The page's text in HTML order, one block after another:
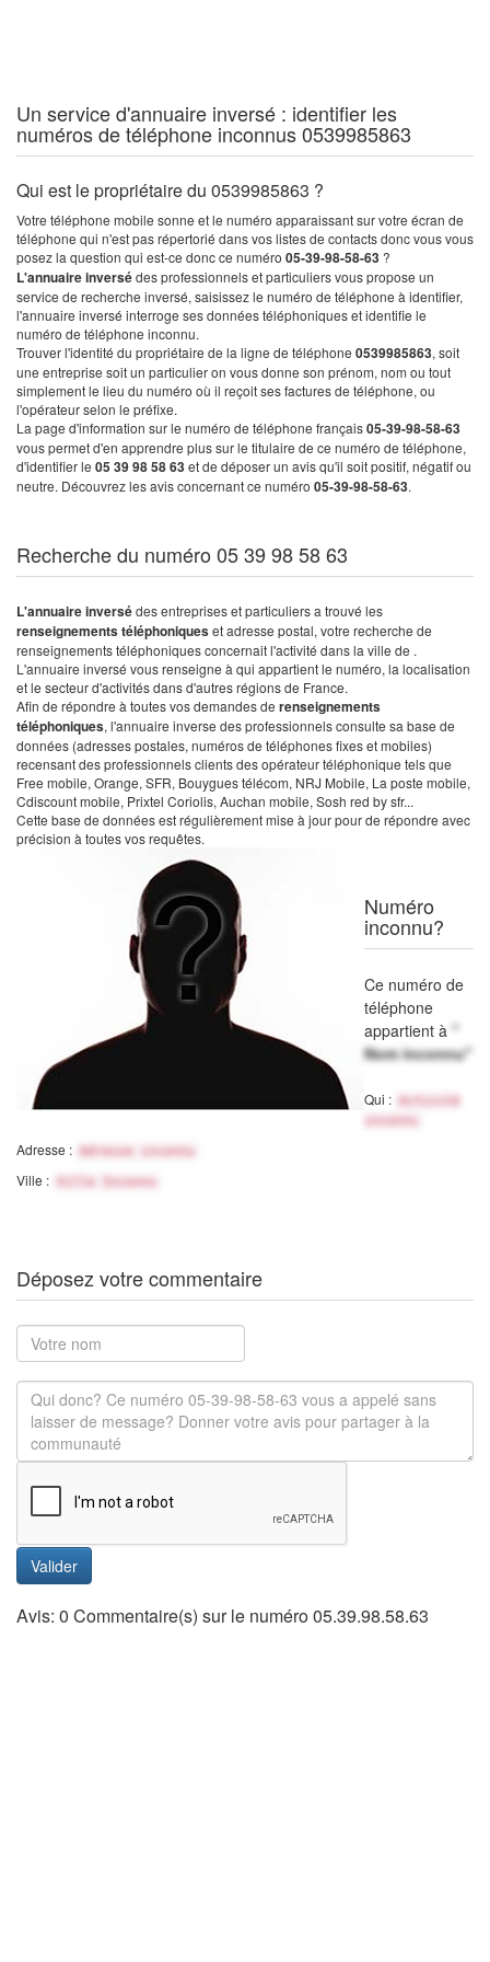
Un service d'annuaire inversé : identifier les
numéros de téléphone inconnus 0539985863
Qui est le propriétaire du 0539985863 ?
Votre téléphone mobile sonne et le numéro apparaissant sur votre écran de
téléphone qui n'est pas répertorié dans vos listes de contacts donc vous vous
posez la question qui est-ce donc ce numéro 05-39-98-58-63 ?
L'annuaire inversédes professionnels et particuliers vous propose un
service de recherche inversé, saisissez le numéro de téléphone à identifier,
l'annuaire inversé interroge ses données téléphoniques et identifie le
numéro de téléphone inconnu.
Trouver l'identité du propriétaire de la ligne de téléphone 0539985863, soit
une entreprise soit un particulier on vous donne son prénom, nom ou tout
simplement le lieu du numéro où il reçoit ses factures de téléphone, ou
l'opérateur selon le préfixe.
La page d'information sur le numéro de téléphone français05-39-98-58-63
vous permet d'en apprendre plus sur le titulaire de ce numéro de téléphone,
d'identifier le 05 39 98 58 63et de déposer un avis qu'il soit positif, négatif ou
neutre. Découvrez les avis concernant ce numéro 05-39-98-58-63.
Recherche du numéro 05 39 98 58 63
L'annuaire inversédes entreprises et particuliers a trouvé les
renseignements téléphoniqueset adresse postal, votre recherche de
renseignements téléphoniques concernait l'activité dans la ville de .
L'annuaire inversé vous renseigne à qui appartient le numéro, la localisation
et le secteur d'activités dans d'autres régions de France.
Afin de répondre à toutes vos demandes de renseignements
téléphoniques, l'annuaire inverse des professionnels consulte sa base de
données (adresses postales, numéros de téléphones fixes et mobiles)
recensant des professionnels clients des opérateur téléphonique tels que
Free mobile, Orange, SFR, Bouygues télécom, NRJ Mobile, La poste mobile,
Cdiscount mobile, Prixtel Coriolis, Auchan mobile, Sosh red by sfr...
Cette base de données est régulièrement mise à jour pour de répondre avec
précision à toutes vos requêtes.
Numéro
inconnu?
Ce numéro de
téléphone
appartient à "
Nom inconnu"
Qui :
Activité
inconnu
Adresse : Adresse inconnu
Ville : Ville Inconnu
Déposez votre commentaire
Valider
Avis: 0 Commentaire(s) sur le numéro 05.39.98.58.63